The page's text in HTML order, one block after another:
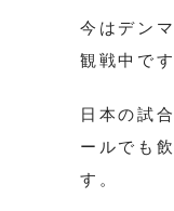
今はデン
観戦中です
日本の試
ールでも
す。